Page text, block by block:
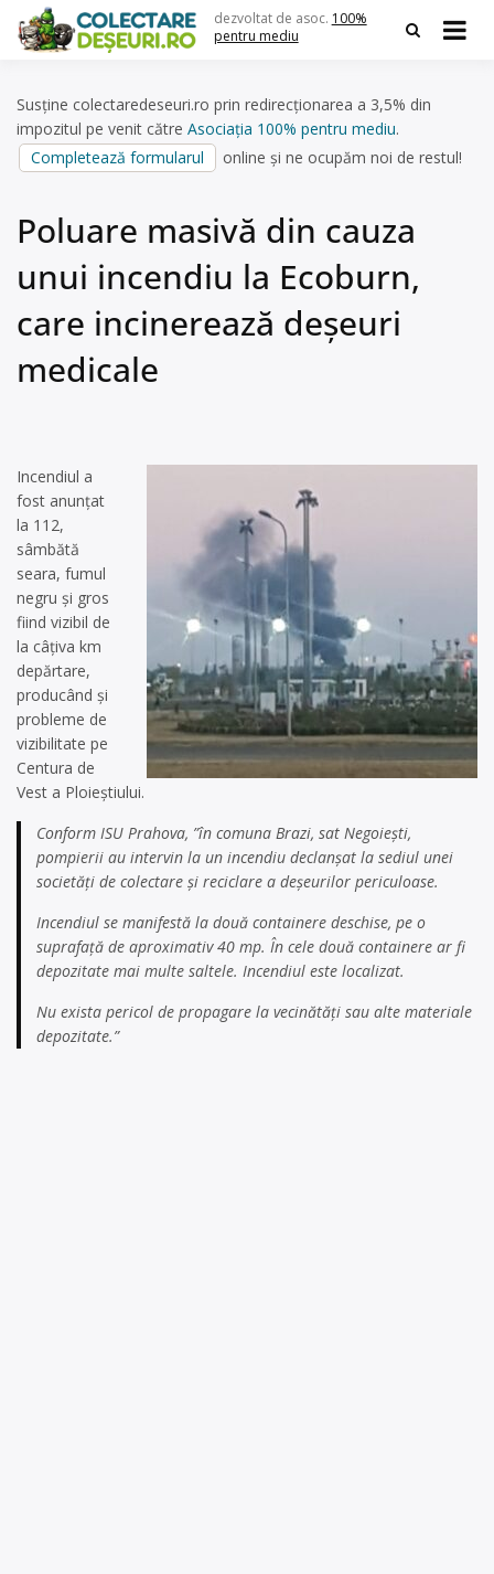
content
dezvoltat de asoc. 100%
pentru mediu
Susține colectaredeseuri.ro prin redirecționarea a 3,5% din
impozitul pe venit către Asociația 100% pentru mediu.
Completează formularul
online și ne ocupăm noi de restul!
Poluare masivă din cauza
unui incendiu la Ecoburn,
care incinerează deșeuri
medicale
Incendiul a
fost anunțat
la 112,
sâmbătă
seara, fumul
negru și gros
fiind vizibil de
la câțiva km
depărtare,
producând și
probleme de
vizibilitate pe
Centura de
Vest a Ploieștiului.
Conform ISU Prahova, ”în comuna Brazi, sat Negoiești,
pompierii au intervin la un incendiu declanșat la sediul unei
societăți de colectare și reciclare a deșeurilor periculoase.
Incendiul se manifestă la două containere deschise, pe o
suprafață de aproximativ 40 mp. În cele două containere ar fi
depozitate mai multe saltele. Incendiul este localizat.
Nu exista pericol de propagare la vecinătăți sau alte materiale
depozitate.”